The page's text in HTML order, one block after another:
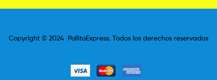
Copyright © 2024 PollitoExpress. Todos los derechos reservados